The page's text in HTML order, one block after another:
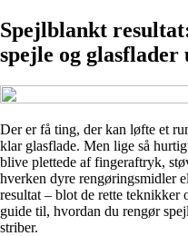
Spejlblankt
spejle og
Der er få ting, der kan løfte et
klar glasflade. Men lige så
blive plettede af fingeraftryk,
hverken dyre rengøringsmidler
resultat – blot de rette teknikker
guide til, hvordan du rengør
striber.